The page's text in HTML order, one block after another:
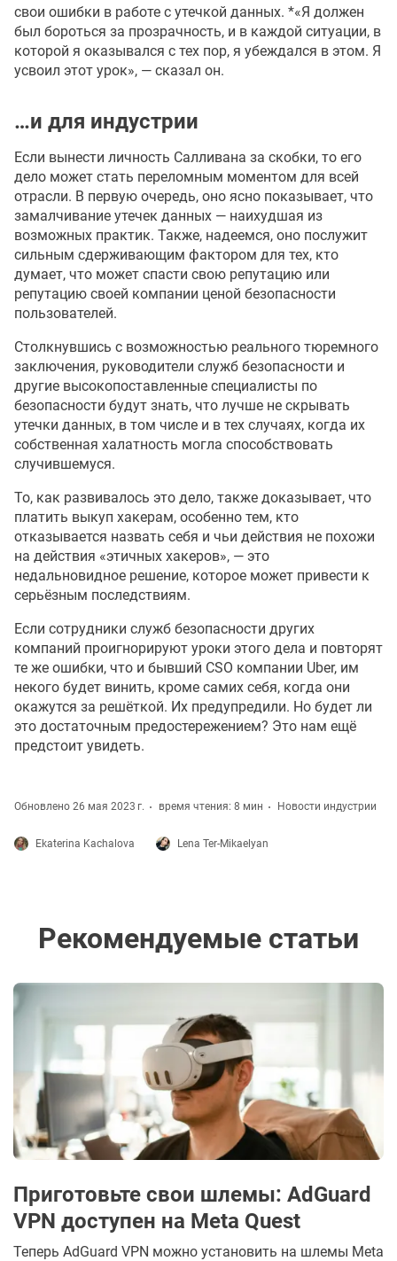
свои ошибки в работе с утечкой данных. *«Я должен
был бороться за прозрачность, и в каждой ситуации, в
которой я оказывался с тех пор, я убеждался в этом. Я
усвоил этот урок», — сказал он.
…и для индустрии
Если вынести личность Салливана за скобки, то его
дело может стать переломным моментом для всей
отрасли. В первую очередь, оно ясно показывает, что
замалчивание утечек данных — наихудшая из
возможных практик. Также, надеемся, оно послужит
сильным сдерживающим фактором для тех, кто
думает, что может спасти свою репутацию или
репутацию своей компании ценой безопасности
пользователей.
Столкнувшись с возможностью реального тюремного
заключения, руководители служб безопасности и
другие высокопоставленные специалисты по
безопасности будут знать, что лучше не скрывать
утечки данных, в том числе и в тех случаях, когда их
собственная халатность могла способствовать
случившемуся.
То, как развивалось это дело, также доказывает, что
платить выкуп хакерам, особенно тем, кто
отказывается назвать себя и чьи действия не похожи
на действия «этичных хакеров», — это
недальновидное решение, которое может привести к
серьёзным последствиям.
Если сотрудники служб безопасности других
компаний проигнорируют уроки этого дела и повторят
те же ошибки, что и бывший CSO компании Uber, им
некого будет винить, кроме самих себя, когда они
окажутся за решёткой. Их предупредили. Но будет ли
это достаточным предостережением? Это нам ещё
предстоит увидеть.
Обновлено 26 мая 2023 г. время чтения: 8 мин Новости индустрии
Ekaterina Kachalova Lena Ter-Mikaelyan
Рекомендуемые статьи
Приготовьте свои шлемы: AdGuard
VPN доступен на Meta Quest
Теперь AdGuard VPN можно установить на шлемы Meta